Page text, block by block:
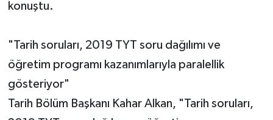
konuştu.
"Tarih soruları, 2019 TYT soru dağılımı ve
öğretim programı kazanımlarıyla paralellik
gösteriyor"
Tarih Bölüm Başkanı Kahar Alkan, "Tarih soruları,